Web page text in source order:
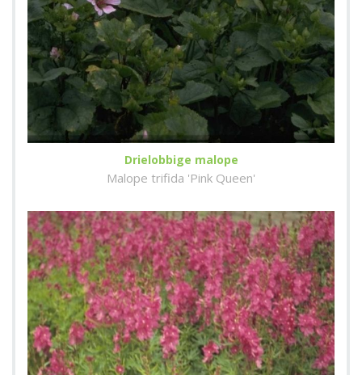
Drielobbige malope
Malope trifida 'Pink Queen'